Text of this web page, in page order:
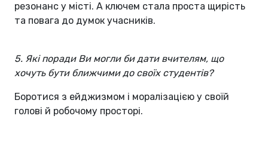
резонанс у місті. А ключем стала проста щирість
та повага до думок учасників.
5. Які поради Ви могли би дати вчителям, що
хочуть бути ближчими до своїх студентів?
Боротися з ейджизмом і моралізацією у своїй
голові й робочому просторі.